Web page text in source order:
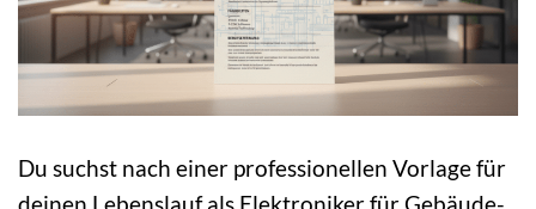
Du suchst nach einer professionellen Vorlage für
deinen Lebenslauf als Elektroniker für Gebäude-